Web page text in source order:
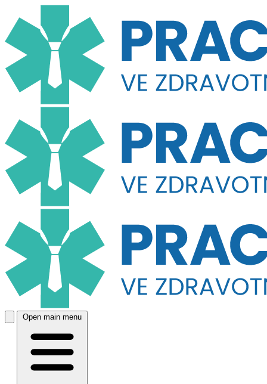
Open main menu